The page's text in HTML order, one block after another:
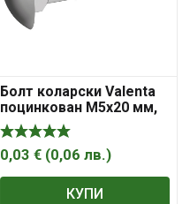
Болт коларски Valenta
поцинкован M5x20 мм,
4.8, 0.8 мм, DIN 603
0,03 € (0,06 лв.)
КУПИ